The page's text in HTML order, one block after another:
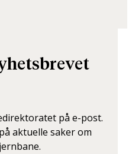
på e-post.
aktuelle saker om